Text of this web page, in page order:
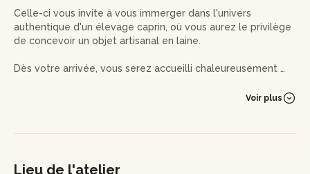
Celle-ci vous invite à vous immerger dans l'univers
authentique d'un élevage caprin, où vous aurez le privilège
de concevoir un objet artisanal en laine.
Dès votre arrivée, vous serez accueilli chaleureusement par
chèvrerie. Vous en apprendrez plus sur les chèvres angora,
laine. Vous découvrirez alors le cardage et le filage, avant
Voir plus
Lieu de l'atelier